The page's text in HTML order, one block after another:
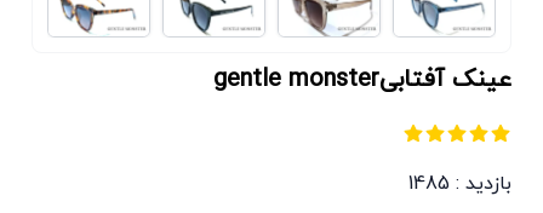
عینک آفتابیgentle monster
بازدید : 1485